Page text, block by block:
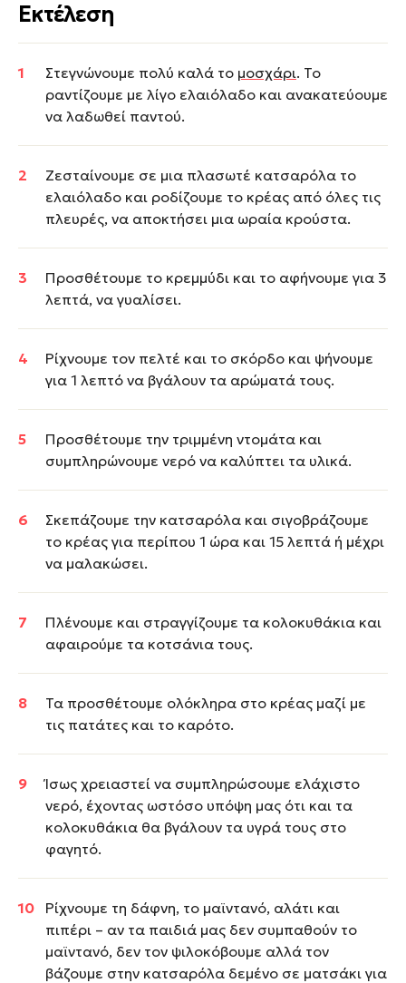
Εκτέλεση
Στεγνώνουμε πολύ καλά το μοσχάρι. Το
ραντίζουμε με λίγο ελαιόλαδο και ανακατεύουμε
να λαδωθεί παντού.
Ζεσταίνουμε σε μια πλασωτέ κατσαρόλα το
ελαιόλαδο και ροδίζουμε το κρέας από όλες τις
πλευρές, να αποκτήσει μια ωραία κρούστα.
Προσθέτουμε το κρεμμύδι και το αφήνουμε για 3
λεπτά, να γυαλίσει.
Ρίχνουμε τον πελτέ και το σκόρδο και ψήνουμε
για 1 λεπτό να βγάλουν τα αρώματά τους.
Προσθέτουμε την τριμμένη ντομάτα και
συμπληρώνουμε νερό να καλύπτει τα υλικά.
Σκεπάζουμε την κατσαρόλα και σιγοβράζουμε
το κρέας για περίπου 1 ώρα και 15 λεπτά ή μέχρι
να μαλακώσει.
Πλένουμε και στραγγίζουμε τα κολοκυθάκια και
αφαιρούμε τα κοτσάνια τους.
Τα προσθέτουμε ολόκληρα στο κρέας μαζί με
τις πατάτες και το καρότο.
Ίσως χρειαστεί να συμπληρώσουμε ελάχιστο
νερό, έχοντας ωστόσο υπόψη μας ότι και τα
κολοκυθάκια θα βγάλουν τα υγρά τους στο
φαγητό.
Ρίχνουμε τη δάφνη, το μαϊντανό, αλάτι και
πιπέρι – αν τα παιδιά μας δεν συμπαθούν το
μαϊντανό, δεν τον ψιλοκόβουμε αλλά τον
βάζουμε στην κατσαρόλα δεμένο σε ματσάκι για